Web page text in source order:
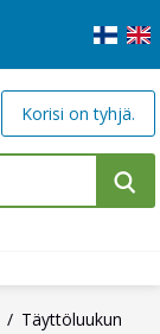
Korisi on tyhjä.
Täyttöluukun